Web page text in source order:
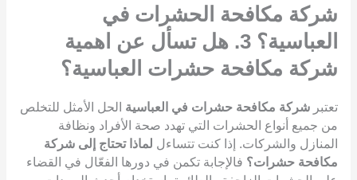
شركة مكافحة الحشرات في
العباسية؟ 3. هل تسأل عن اهمية
شركة مكافحة حشرات العباسية؟
تعتبر شركة مكافحة حشرات في العباسية الحل الأمثل للتخلص
من جميع أنواع الحشرات التي تهدد صحة الأفراد ونظافة
المنازل والشركات. إذا كنت تتساءل لماذا تحتاج إلى شركة
مكافحة حشرات؟ فالإجابة تكمن في دورها الفعّال في القضاء